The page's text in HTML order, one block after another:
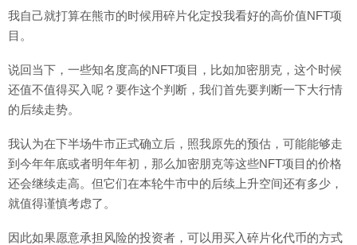
我自己就打算在熊市的时候用碎片化定投我看好的高价值NFT项
目。
说回当下，一些知名度高的NFT项目，比如加密朋克，这个时候
还值不值得买入呢？要作这个判断，我们首先要判断一下大行情
的后续走势。
我认为在下半场牛市正式确立后，照我原先的预估，可能能够走
到今年年底或者明年年初，那么加密朋克等这些NFT项目的价格
还会继续走高。但它们在本轮牛市中的后续上升空间还有多少，
就值得谨慎考虑了。
因此如果愿意承担风险的投资者，可以用买入碎片化代币的方式